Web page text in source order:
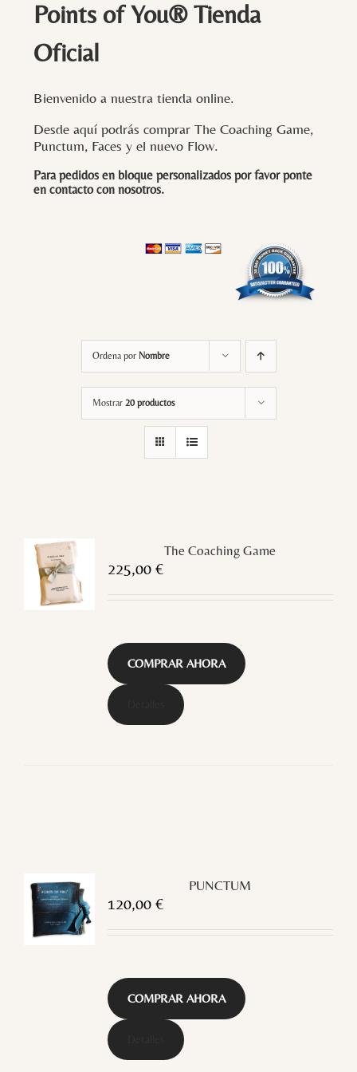
Points of You® Tienda
Oficial
Bienvenido a nuestra tienda online.
Desde aquí podrás comprar The Coaching Game,
Punctum, Faces y el nuevo Flow.
Para pedidos en bloque personalizados por favor ponte
en contacto con nosotros.
Ordena por Nombre
Mostrar 20 productos
The Coaching Game
225,00 €
COMPRAR AHORA
PUNCTUM
120,00 €
COMPRAR AHORA